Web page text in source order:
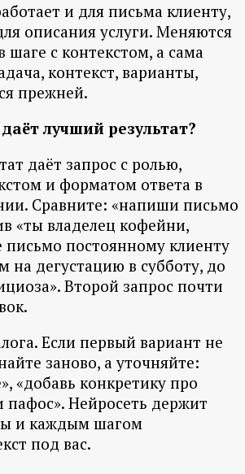
и для письма клиенту,
описания услуги. Меняются
шаге с контекстом, а сама
контекст, варианты,
прежней.
лучший результат?
даёт запрос с ролью,
и форматом ответа в
Сравните: «напиши письмо
«ты владелец кофейни,
постоянному клиенту
на дегустацию в субботу, до
Второй запрос почти
Если первый вариант не
заново, а уточняйте:
«добавь конкретику про
пафос». Нейросеть держит
и каждым шагом
под вас.